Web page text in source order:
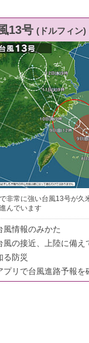
13号 (ドルフィン)
非常に強い台風13号が久
んでいます
風情報のみかた
風の接近、上陸に備え
る防災
プリで台風進路予報を